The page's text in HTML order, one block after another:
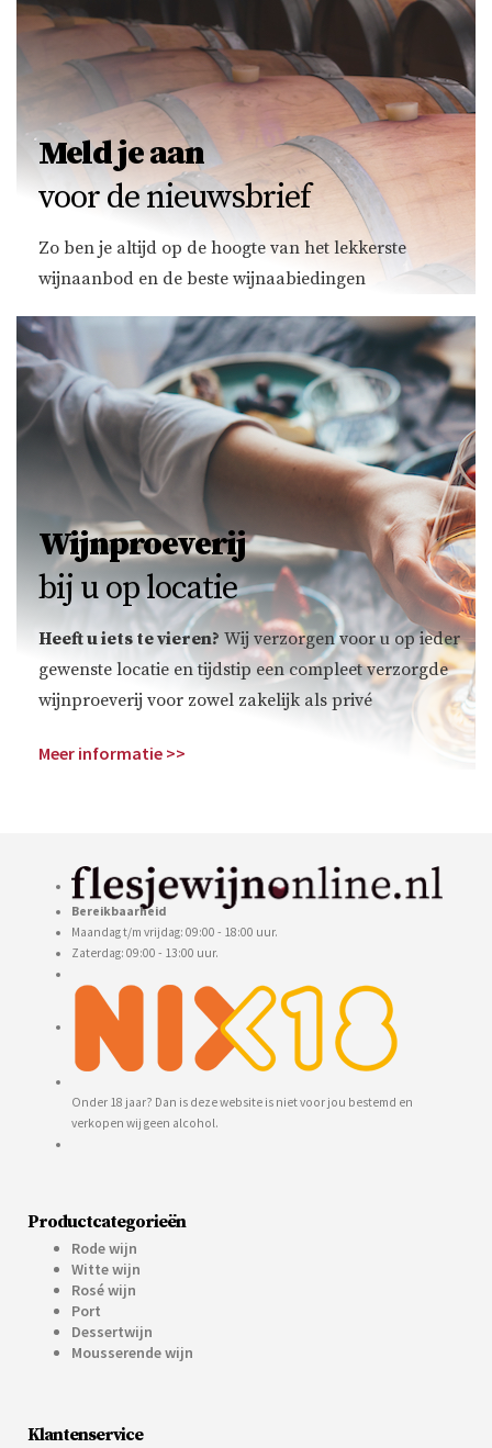
Meld je aan
voor de nieuwsbrief
Zo ben je altijd op de hoogte van het lekkerste
wijnaanbod en de beste wijnaabiedingen
Wijnproeverij
bij u op locatie
Heeft u iets te vieren? Wij verzorgen voor u op ieder
gewenste locatie en tijdstip een compleet verzorgde
wijnproeverij voor zowel zakelijk als privé
Meer informatie >>
Bereikbaarheid
Maandag t/m vrijdag: 09:00 - 18:00 uur.
Zaterdag: 09:00 - 13:00 uur.
Onder 18 jaar? Dan is deze website is niet voor jou bestemd en
verkopen wij geen alcohol.
Productcategorieën
Rode wijn
Witte wijn
Rosé wijn
Port
Dessertwijn
Mousserende wijn
Klantenservice